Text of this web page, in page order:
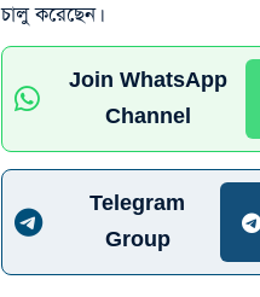
চালু করেছেন।
Join WhatsApp
Channel
Telegram
Group